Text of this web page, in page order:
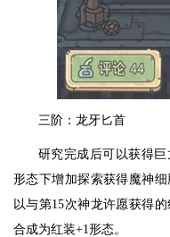
三阶：龙牙匕首
研究完成后可以获得
形态下增加探索获得魔神
以与第15次神龙许愿获得
合成为红装+1形态。